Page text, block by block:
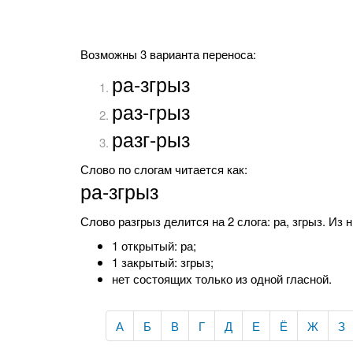
Возможны 3 варианта переноса:
ра-згрыз
раз-грыз
разг-рыз
Слово по слогам читается как:
ра-згрыз
Слово разгрыз делится на 2 слога: ра, згрыз. Из
1 открытый: ра;
1 закрытый: згрыз;
нет состоящих только из одной гласной.
А Б В Г Д Е Ё Ж З